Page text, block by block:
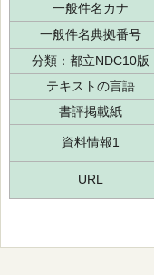
一般件名カナ
一般件名典拠番号
分類：都立NDC10版
テキストの言語
書評掲載紙
資料情報1
URL